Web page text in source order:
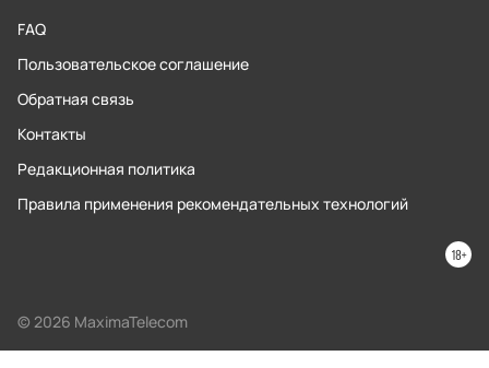
FAQ
Пользовательское соглашение
Обратная связь
Контакты
Редакционная политика
Правила применения рекомендательных технологий
© 2026 MaximaTelecom